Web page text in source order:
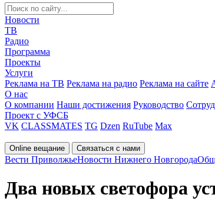
Новости
ТВ
Радио
Программа
Проекты
Услуги
Реклама на ТВ Реклама на радио Реклама на сайте
О нас
О компании Наши достижения Руководство
Проект с УФСБ
VK CLASSMATES TG Dzen RuTube Max
Online вещание Связаться с нами
Вести ПриволжьеНовости Нижнего Новгорода
Два новых светофора